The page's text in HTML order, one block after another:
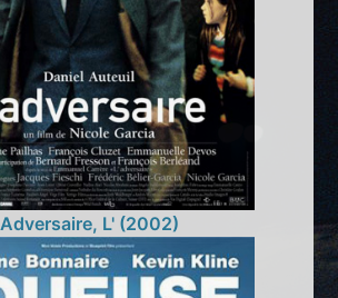
Adversaire, L' (2002)